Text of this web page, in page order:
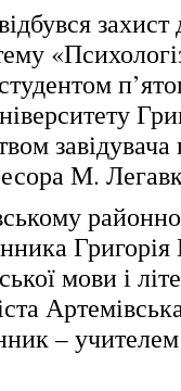
М.
мови і
– учителем